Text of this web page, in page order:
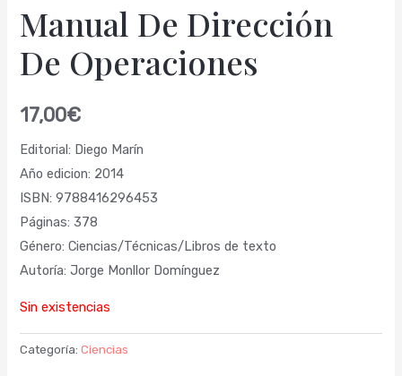
Manual De Dirección
De Operaciones
17,00€
Editorial: Diego Marín
Año edicion: 2014
ISBN: 9788416296453
Páginas: 378
Género: Ciencias/Técnicas/Libros de texto
Autoría: Jorge Monllor Domínguez
Sin existencias
Categoría:Ciencias